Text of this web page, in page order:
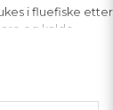
i fluefiske etter
og kalde
Harr er kjent